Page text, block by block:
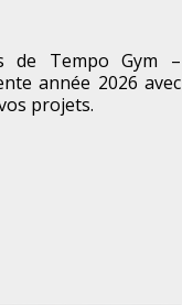
de Tempo Gym –
année 2026 avec
projets.